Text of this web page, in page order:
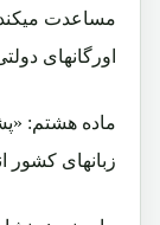
مساعدت میکند
اورگانهای
ماده هشتم:
زبانهای کشور